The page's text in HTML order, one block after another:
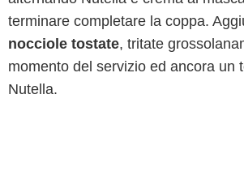
terminare completare la coppa.
nocciole tostate, tritate
momento del servizio ed ancora un
Nutella.